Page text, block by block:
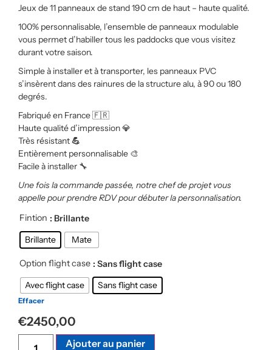
Jeux de 11 panneaux de stand 190 cm de haut – haute qualité.
100% personnalisable, l’ensemble de panneaux modulable
vous permet d’habiller tous les paddocks que vous visitez
durant votre saison.
Simple à installer et à transporter, les panneaux PVC
s’insèrent dans des rainures de la structure alu, à 90 ou 180
degrés.
Fabriqué en France🇫🇷
Haute qualité d’impression💎
Très résistant💪
Entièrement personnalisable 🎨
Facile à installer 🔧
Une fois la commande passée, notre chef de projet vous
appelle pour prendre RDV pour débuter la personnalisation.
Fintion : Brillante
Brillante
Mate
Option flight case : Sans flight case
Avec flight case
Sans flight case
Effacer
€2450,00
Ajouter au panier